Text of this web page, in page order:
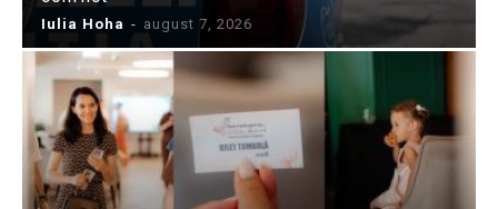
Iulia Hoha - august 7, 2026